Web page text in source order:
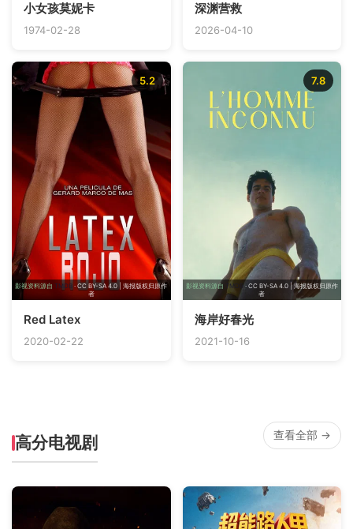
小女孩莫妮卡
1974-02-28
深渊营救
2026-04-10
影视资料源自 TMDB · CC BY-SA 4.0 | 海报版权归原作
者
5.2
Red Latex
2020-02-22
影视资料源自 TMDB· CC BY-SA 4.0 | 海报版权归原作
者
7.8
海岸好春光
2021-10-16
高分电视剧 查看全部 →